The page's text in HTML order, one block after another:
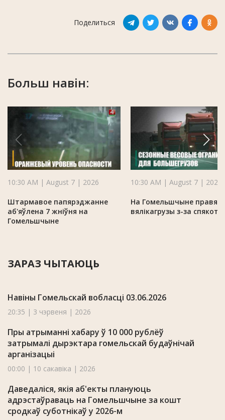
Поделиться
Больш навін:
10:30 AM | August 7 | 2026
Штармавое папярэджанне
аб'яўлена 7 жніўня на
Гомельшчыне
10:30 AM | August 7 | 2026
На Гомельшчыне
вялікагрузы з-за спякоты
ЗАРАЗ ЧЫТАЮЦЬ
Навіны Гомельскай вобласці 03.06.2026
20:35 | 3 чэрвеня | 2026
Пры атрыманні хабару ў 10 000 рублёў
затрымалі дырэктара гомельскай будаўнічай
арганізацыі
00:00 | 10 сакавіка | 2026
Даведаліся, якія аб'екты плануюць
адрэстаўраваць на Гомельшчыне за кошт
сродкаў суботнікаў у 2026-м